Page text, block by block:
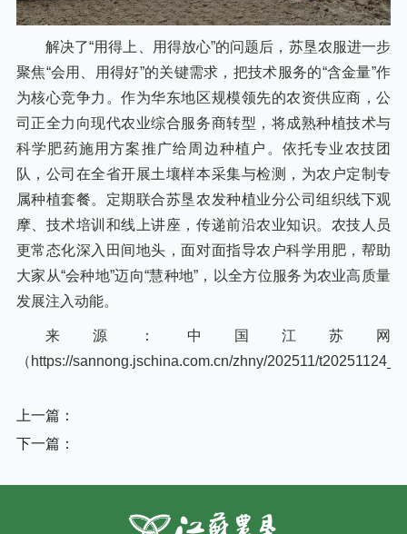
解决了“用得上、用得放心”的问题后，苏垦农服进一步
聚焦“会用、用得好”的关键需求，把技术服务的“含金量”作
为核心竞争力。作为华东地区规模领先的农资供应商，公
司正全力向现代农业综合服务商转型，将成熟种植技术与
科学肥药施用方案推广给周边种植户。依托专业农技团
队，公司在全省开展土壤样本采集与检测，为农户定制专
属种植套餐。定期联合苏垦农发种植业分公司组织线下观
摩、技术培训和线上讲座，传递前沿农业知识。农技人员
更常态化深入田间地头，面对面指导农户科学用肥，帮助
大家从“会种地”迈向“慧种地”，以全方位服务为农业高质量
发展注入动能。
来源：中国江苏网
（https://sannong.jschina.com.cn/zhny/202511/
上一篇：
下一篇：